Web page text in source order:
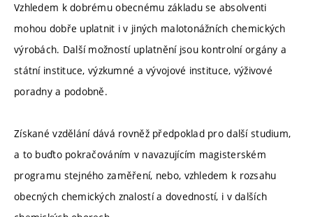
Vzhledem k dobrému obecnému základu se absolventi
mohou dobře uplatnit i v jiných malotonážních chemických
výrobách. Další možností uplatnění jsou kontrolní orgány a
státní instituce, výzkumné a vývojové instituce, výživové
poradny a podobně.
Získané vzdělání dává rovněž předpoklad pro další studium,
a to buďto pokračováním v navazujícím magisterském
programu stejného zaměření, nebo, vzhledem k rozsahu
obecných chemických znalostí a dovedností, i v dalších